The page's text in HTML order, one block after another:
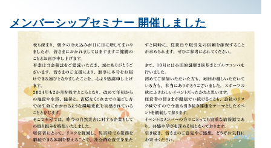
メンバーシップセミナー 開催しました